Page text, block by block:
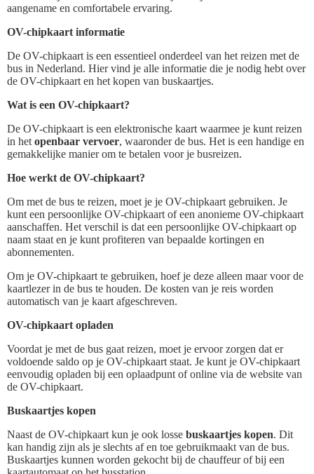
aangename en comfortabele ervaring.
OV-chipkaart informatie
De OV-chipkaart is een essentieel onderdeel van het reizen met de
bus in Nederland. Hier vind je alle informatie die je nodig hebt over
de OV-chipkaart en het kopen van buskaartjes.
Wat is een OV-chipkaart?
De OV-chipkaart is een elektronische kaart waarmee je kunt reizen
in het openbaar vervoer, waaronder de bus. Het is een handige en
gemakkelijke manier om te betalen voor je busreizen.
Hoe werkt de OV-chipkaart?
Om met de bus te reizen, moet je je OV-chipkaart gebruiken. Je
kunt een persoonlijke OV-chipkaart of een anonieme OV-chipkaart
aanschaffen. Het verschil is dat een persoonlijke OV-chipkaart op
naam staat en je kunt profiteren van bepaalde kortingen en
abonnementen.
Om je OV-chipkaart te gebruiken, hoef je deze alleen maar voor de
kaartlezer in de bus te houden. De kosten van je reis worden
automatisch van je kaart afgeschreven.
OV-chipkaart opladen
Voordat je met de bus gaat reizen, moet je ervoor zorgen dat er
voldoende saldo op je OV-chipkaart staat. Je kunt je OV-chipkaart
eenvoudig opladen bij een oplaadpunt of online via de website van
de OV-chipkaart.
Buskaartjes kopen
Naast de OV-chipkaart kun je ook losse buskaartjes kopen. Dit
kan handig zijn als je slechts af en toe gebruikmaakt van de bus.
Buskaartjes kunnen worden gekocht bij de chauffeur of bij een